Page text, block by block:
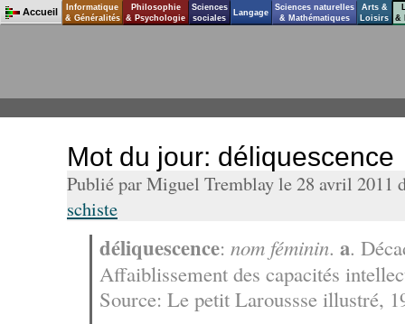
Mot du jour: déliquescence
Publié par Miguel Tremblay le 28 avril 2011
schiste
déliquescence: nom féminin. a.
Affaiblissement des capacités
Source: Le petit Laroussse illustré,
Accueil
Informatique
& Généralités
Philosophie
& Psychologie
Sciences
sociales
Langage
Sciences naturelles
& Mathématiques
Arts &
Loisirs
&